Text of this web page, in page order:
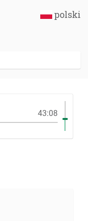
polski
43:08